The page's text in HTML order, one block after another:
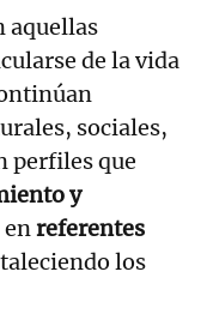
aquellas
de la vida
sociales,
perfiles que
y
referentes
los